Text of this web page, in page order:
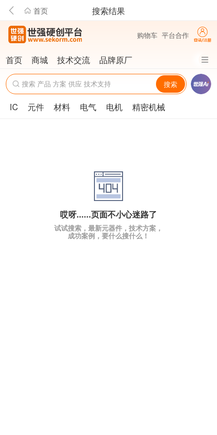
首页 搜索结果
购物车 平台合作
首页 商城 技术交流 品牌原厂
搜索
IC 元件 材料 电气 电机 精密机械
哎呀......页面不小心迷路了
试试搜索，最新元器件，技术方案，
成功案例，要什么搜什么！